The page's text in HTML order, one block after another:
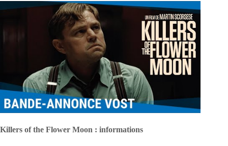
Killers of the Flower Moon : informations